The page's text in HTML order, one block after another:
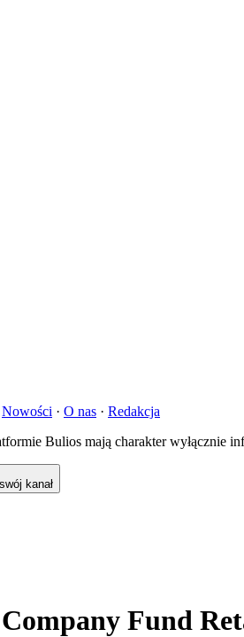
Nowości · O nas · Redakcja
Bulios mają charakter wyłącznie
kanał
Fund